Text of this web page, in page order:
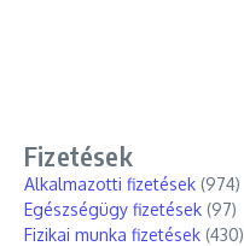
Fizetések
Alkalmazotti fizetések (974)
Egészségügy fizetések (97)
Fizikai munka fizetések (430)